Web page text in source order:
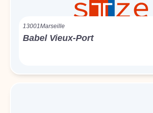
13001Marseille
Babel Vieux-Port